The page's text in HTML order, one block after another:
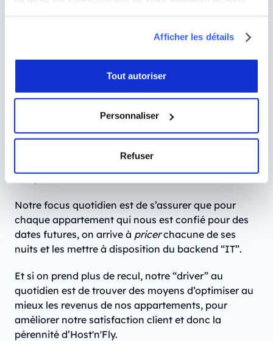
Afficher les détails
Tout autoriser
Personnaliser
Refuser
production chez Host'n'Fly ?
“backend” data que nous gérons nous mêmes et
auquel nous accédons. C’est un mélange entre les
trois métiers de Data Analyst, Scientist, Engineer.
Nous avons nos propres modèles qui tournent en
production, et qui nous permettent de générer des
ensuite de récupérer ces prix et de les pousser sur
nos plateformes.
Notre focus quotidien est de s’assurer que pour
chaque appartement qui nous est confié pour des
dates futures, on arrive à pricerchacune de ses
nuits et les mettre à disposition du backend “IT”.
Et si on prend plus de recul, notre “driver” au
quotidien est de trouver des moyens d’optimiser au
mieux les revenus de nos appartements, pour
améliorer notre satisfaction client et donc la
pérennité d’Host'n'Fly.